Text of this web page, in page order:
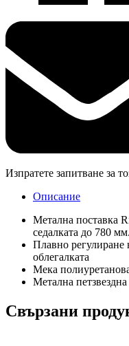
Изпратете запитване за
Описание
Метална поставка
седалката до 780 мм.
Плавно регулиране
облегалката
Мека
Метална
Свързани